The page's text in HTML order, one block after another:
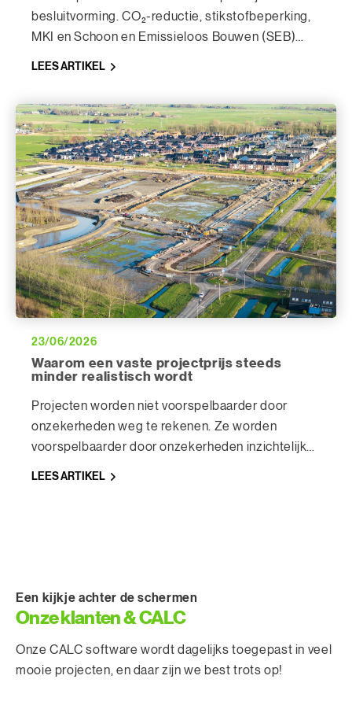
besluitvorming. CO₂-reductie, stikstofbeperking,
MKI en Schoon en Emissieloos Bouwen (SEB)
LEES ARTIKEL
23/06/2026
Waarom een vaste projectprijs steeds
minder realistisch wordt
Projecten worden niet voorspelbaarder door
onzekerheden weg te rekenen. Ze worden
voorspelbaarder door onzekerheden inzichtelijk
LEES ARTIKEL
Een kijkje achter de schermen
Onze klanten & CALC
Onze CALC software wordt dagelijks toegepast in veel
mooie projecten, en daar zijn we best trots op!